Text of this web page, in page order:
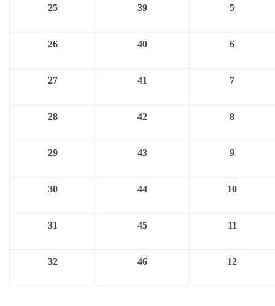
25 39 5
26 40 6
27 41 7
28 42 8
29 43 9
30 44 10
31 45 11
32 46 12